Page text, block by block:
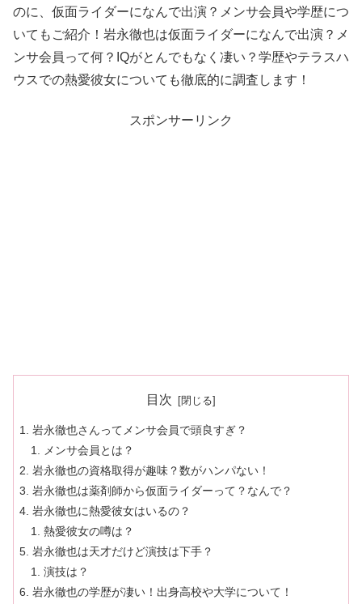
のに、仮面ライダーになんで出演？メンサ会員や学歴につ
いてもご紹介！岩永徹也は仮面ライダーになんで出演？メ
ンサ会員って何？IQがとんでもなく凄い？学歴やテラスハ
ウスでの熱愛彼女についても徹底的に調査します！
スポンサーリンク
目次
岩永徹也さんってメンサ会員で頭良すぎ？
メンサ会員とは？
岩永徹也の資格取得が趣味？数がハンパない！
岩永徹也は薬剤師から仮面ライダーって？なんで？
岩永徹也に熱愛彼女はいるの？
熱愛彼女の噂は？
岩永徹也は天才だけど演技は下手？
演技は？
岩永徹也の学歴が凄い！出身高校や大学について！